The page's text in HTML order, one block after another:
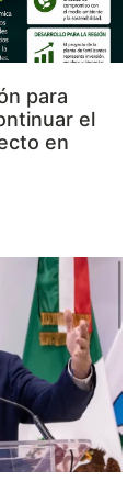
para
el
en